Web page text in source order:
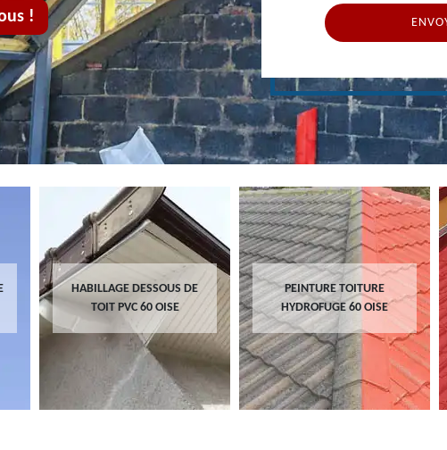
!
HABILLAGE DESSOUS DE
TOIT PVC 60 OISE
PEINTURE TOITURE
HYDROFUGE 60 OISE